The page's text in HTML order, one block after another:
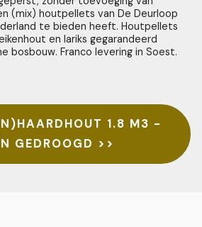
(mix) houtpellets van De Deurloop
te bieden heeft. Houtpellets
en lariks gegarandeerd
bosbouw. Franco levering in Soest.
1.8 M3 -
GEDROOGD >>